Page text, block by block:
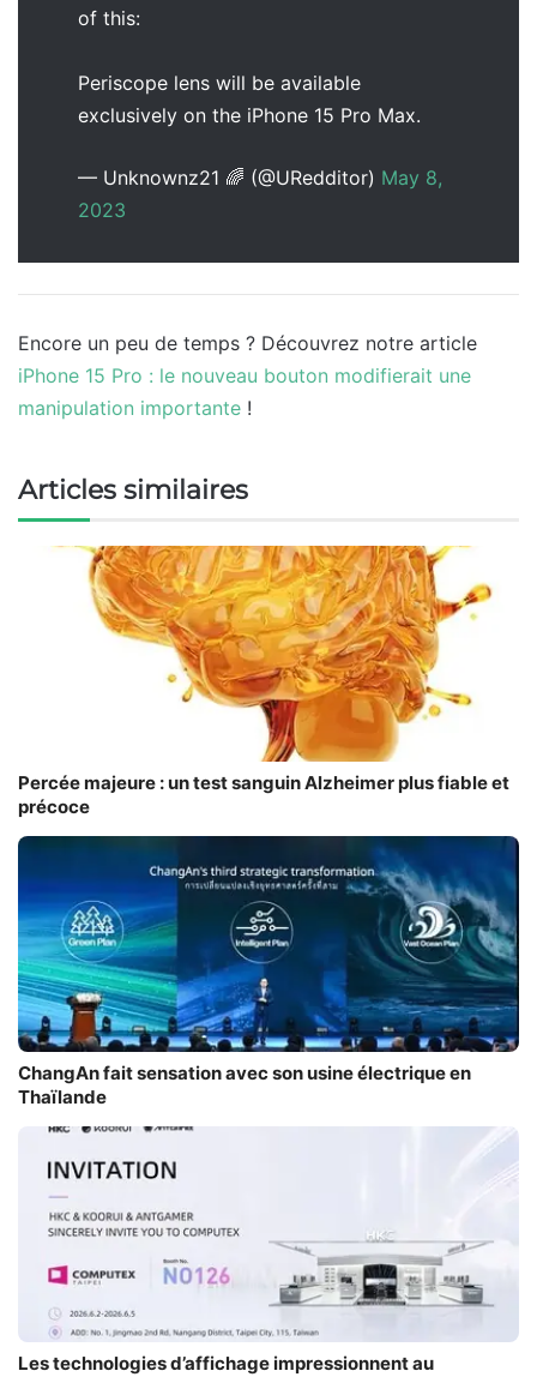
of this:
Periscope lens will be available
exclusively on the iPhone 15 Pro Max.
— Unknownz21 🌈 (@URedditor) May 8,
2023
Encore un peu de temps ? Découvrez notre article
iPhone 15 Pro : le nouveau bouton modifierait une
manipulation importante !
Articles similaires
Percée majeure : un test sanguin Alzheimer plus fiable et
précoce
ChangAn fait sensation avec son usine électrique en
Thaïlande
Les technologies d’affichage impressionnent au